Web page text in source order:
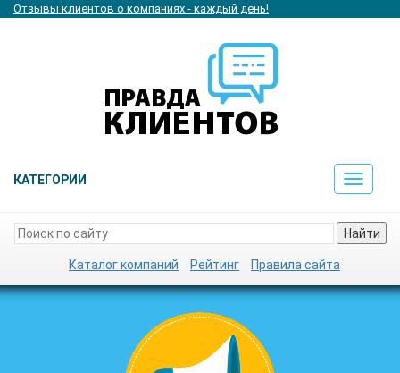
Отзывы клиентов о компаниях - каждый день!
КАТЕГОРИИ
Toggle
Найти
Каталог компаний Рейтинг Правила сайта